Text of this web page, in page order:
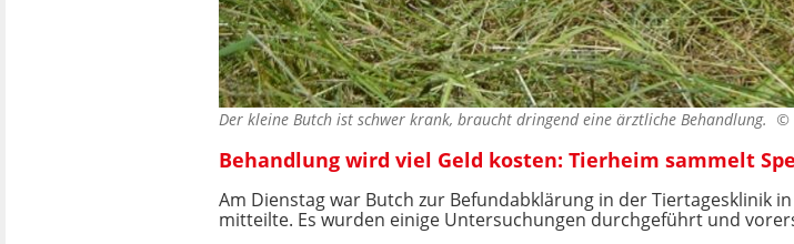
Der kleine Butch ist schwer krank, braucht dringend eine ärztliche Behandlung. ©
Behandlung wird viel Geld kosten: Tierheim sammelt
Am Dienstag war Butch zur Befundabklärung in der Tiertagesklinik
mitteilte. Es wurden einige Untersuchungen durchgeführt und